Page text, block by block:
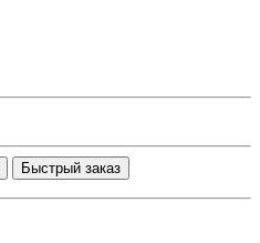
Быстрый заказ